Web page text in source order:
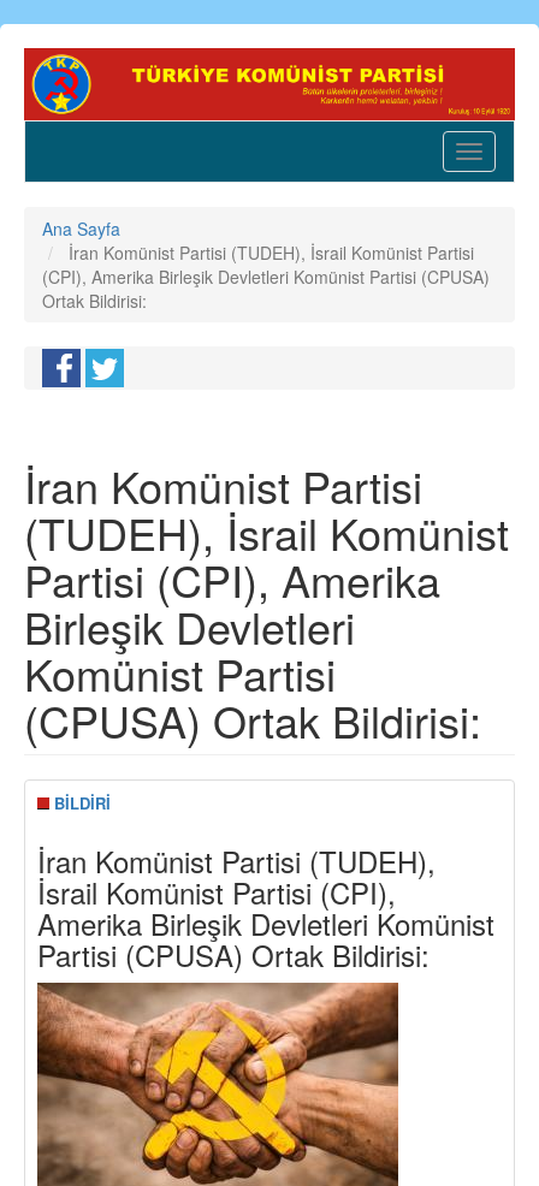
Ana
içeriğe
Toggle
Ana Sayfa
İran Komünist Partisi (TUDEH), İsrail Komünist Partisi
(CPI), Amerika Birleşik Devletleri Komünist Partisi (CPUSA)
Ortak Bildirisi:
İran Komünist Partisi
(TUDEH), İsrail Komünist
Partisi (CPI), Amerika
Birleşik Devletleri
Komünist Partisi
(CPUSA) Ortak Bildirisi:
BİLDİRİ
İran Komünist Partisi (TUDEH),
İsrail Komünist Partisi (CPI),
Amerika Birleşik Devletleri Komünist
Partisi (CPUSA) Ortak Bildirisi: